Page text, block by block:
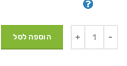
הוספה לסל